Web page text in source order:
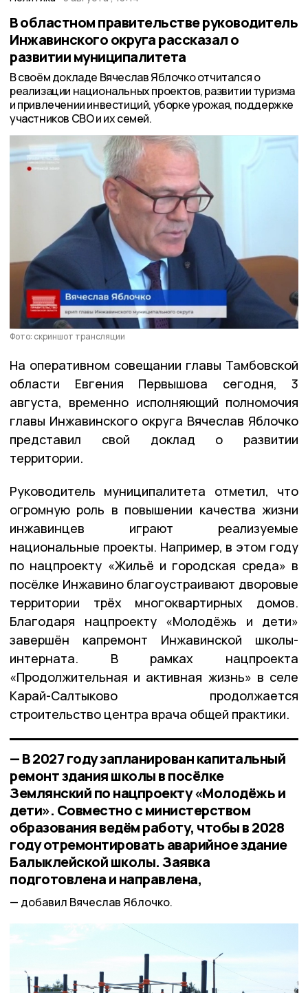
В областном правительстве руководитель
Инжавинского округа рассказал о
развитии муниципалитета
В своём докладе Вячеслав Яблочко отчитался о
реализации национальных проектов, развитии туризма
и привлечении инвестиций, уборке урожая, поддержке
участников СВО и их семей.
Фото: скриншот трансляции
На оперативном совещании главы Тамбовской
области Евгения Первышова сегодня, 3
августа, временно исполняющий полномочия
главы Инжавинского округа Вячеслав Яблочко
представил свой доклад о развитии
территории.
Руководитель муниципалитета отметил, что
огромную роль в повышении качества жизни
инжавинцев играют реализуемые
национальные проекты. Например, в этом году
по нацпроекту «Жильё и городская среда» в
посёлке Инжавино благоустраивают дворовые
территории трёх многоквартирных домов.
Благодаря нацпроекту «Молодёжь и дети»
завершён капремонт Инжавинской школы-
интерната. В рамках нацпроекта
«Продолжительная и активная жизнь» в селе
Карай-Салтыково продолжается
строительство центра врача общей практики.
— В 2027 году запланирован капитальный
ремонт здания школы в посёлке
Землянский по нацпроекту «Молодёжь и
дети». Совместно с министерством
образования ведём работу, чтобы в 2028
году отремонтировать аварийное здание
Балыклейской школы. Заявка
подготовлена и направлена,
добавил Вячеслав Яблочко.